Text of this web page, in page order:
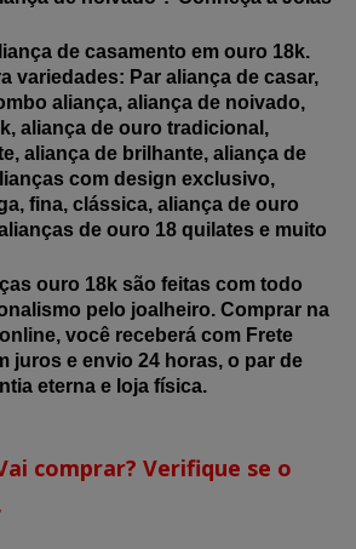
de casamento em ouro 18k.
variedades: Par aliança de casar,
aliança, aliança de noivado,
aliança de ouro tradicional,
aliança de brilhante, aliança de
com design exclusivo,
fina, clássica, aliança de ouro
de ouro 18 quilates e muito
ouro 18k são feitas com todo
pelo joalheiro. Comprar na
você receberá com Frete
juros e envio 24 horas, o par de
eterna e loja física.
comprar? Verifique se o